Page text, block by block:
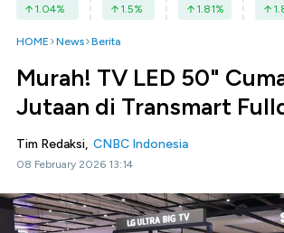
1.04% 1.5% 1.81%
HOME News Berita
Murah! TV LED 50"
Jutaan di Transmart
Tim Redaksi, CNBC Indonesia
08 February 2026 13:14